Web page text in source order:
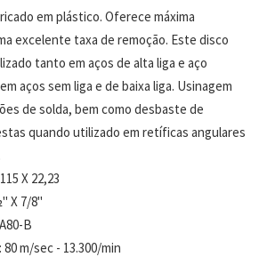
em plástico. Oferece máxima
excelente taxa de remoção. Este disco
tanto em aços de alta liga e aço
aços sem liga e de baixa liga. Usinagem
de solda, bem como desbaste de
quando utilizado em retíficas angulares
X 22,23
X 7/8"
B
m/sec - 13.300/min